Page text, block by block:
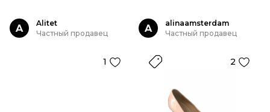
A
Alitet
Частный продавец
1
A
alinaamsterdam
Частный продавец
2